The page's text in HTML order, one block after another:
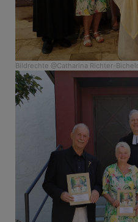
Bildrechte @Catharina Richter-